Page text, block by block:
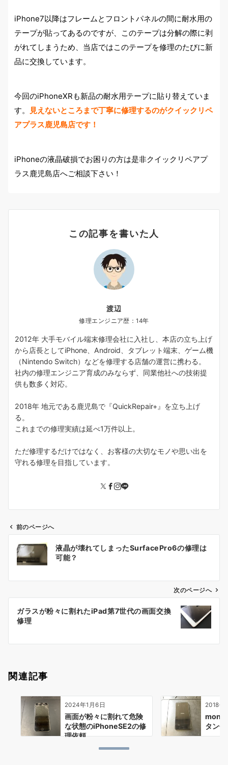
iPhone7以降はフレームとフロントパネルの間に耐水用の
テープが貼ってあるのですが、このテープは分解の際に剥
がれてしまうため、当店ではこのテープを修理のたびに新
品に交換しています。
今回のiPhoneXRも新品の耐水用テープに貼り替えていま
す。
見えないところまで丁寧に修理するのがクイックリペ
アプラス鹿児島店です！
iPhoneの液晶破損でお困りの方は是非クイックリペアプ
ラス鹿児島店へご相談下さい！
この記事を書いた人
渡辺
修理エンジニア歴：14年
2012年 大手モバイル端末修理会社に入社し、本店の立ち上げ
から店長としてiPhone、Android、タブレット端末、ゲーム機
（Nintendo Switch）などを修理する店舗の運営に携わる。
社内の修理エンジニア育成のみならず、同業他社への技術提
供も数多く対応。
2018年 地元である鹿児島で『QuickRepair+』を立ち上げ
る。
これまでの修理実績は延べ1万件以上。
ただ修理するだけではなく、お客様の大切なモノや思い出を
守れる修理を目指しています。
ン
前のページへ
液晶が壊れてしまったSurfacePro6の修理は
可能？
次のページへ
ガラスが粉々に割れたiPad第7世代の画面交換
修理
関連記事
2024年1月6日
画面が粉々に割れて危険
な状態のiPhoneSE2の修
理依頼
2018年
タン修